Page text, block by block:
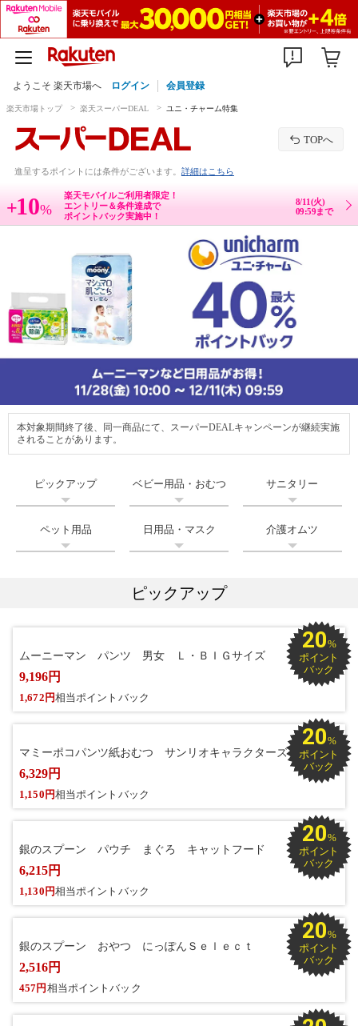
ようこそ 楽天市場へ ログイン 会員登録
楽天市場トップ 楽天スーパーDEAL ユニ・チャーム特集
TOPへ
進呈するポイントには条件がございます。 詳細はこちら
+10%
楽天モバイルご利用者限定！
エントリー＆条件達成で
ポイントバック実施中！
8/11(火)
09:59まで
本対象期間終了後、同一商品にて、スーパーDEALキャンペーンが継続実施
されることがあります。
ピックアップ ベビー用品・おむつ サニタリー
ペット用品 日用品・マスク 介護オムツ
ピックアップ
20%
ポイント
バック
ムーニーマン パンツ 男女 Ｌ・ＢＩＧサイズ
9,196円
1,672円相当ポイントバック
20%
ポイント
バック
マミーポコパンツ紙おむつ サンリオキャラクターズ
6,329円
1,150円相当ポイントバック
20%
ポイント
バック
銀のスプーン パウチ まぐろ キャットフード
6,215円
1,130円相当ポイントバック
20%
ポイント
バック
銀のスプーン おやつ にっぽんＳｅｌｅｃｔ
2,516円
457円 相当ポイントバック